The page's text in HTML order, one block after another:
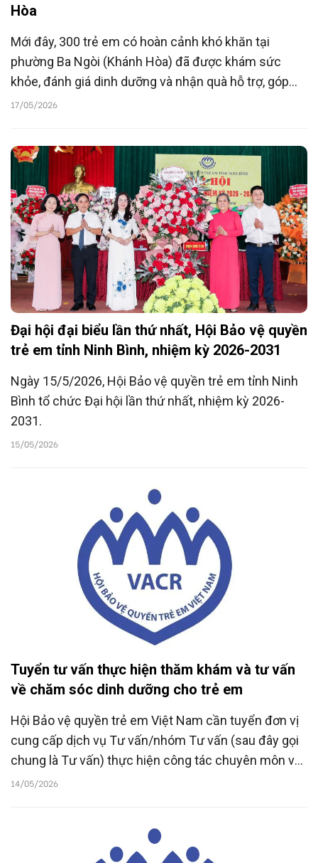
Hòa
Mới đây, 300 trẻ em có hoàn cảnh khó khăn tại
phường Ba Ngòi (Khánh Hòa) đã được khám sức
khỏe, đánh giá dinh dưỡng và nhận quà hỗ trợ, góp
phần nâng cao nhận thức chăm sóc dinh dưỡng và
17/05/2026
Đại hội đại biểu lần thứ nhất, Hội Bảo vệ quyền
trẻ em tỉnh Ninh Bình, nhiệm kỳ 2026-2031
Ngày 15/5/2026, Hội Bảo vệ quyền trẻ em tỉnh Ninh
Bình tổ chức Đại hội lần thứ nhất, nhiệm kỳ 2026-
2031.
15/05/2026
Tuyển tư vấn thực hiện thăm khám và tư vấn
về chăm sóc dinh dưỡng cho trẻ em
Hội Bảo vệ quyền trẻ em Việt Nam cần tuyển đơn vị
cung cấp dịch vụ Tư vấn/nhóm Tư vấn (sau đây gọi
chung là Tư vấn) thực hiện công tác chuyên môn về
thăm khám và tư vấn dinh dưỡng cho trẻ em và gia
14/05/2026